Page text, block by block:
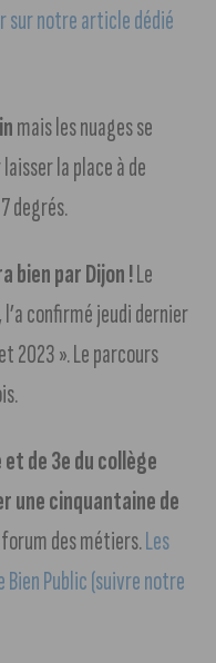
sur notre article dédié
mais les nuages se
la place à de
degrés.
bien par Dijon !Le
confirmé jeudi dernier
2023 ». Le parcours
de 3e du collège
une cinquantaine de
forum des métiers.Les
Public (suivre notre